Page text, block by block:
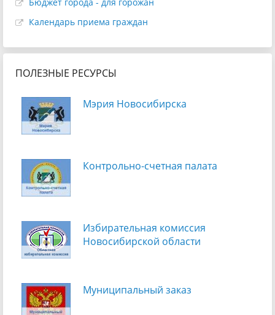
Календарь приема граждан
ПОЛЕЗНЫЕ РЕСУРСЫ
Мэрия Новосибирска
Контрольно-счетная палата
Избирательная комиссия
Новосибирской области
Муниципальный заказ